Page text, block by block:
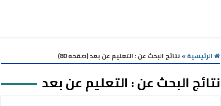
الرئيسية» نتائج البحث عن : التعليم عن بعد (صفحه 80)
نتائج البحث عن :التعليم عن بعد